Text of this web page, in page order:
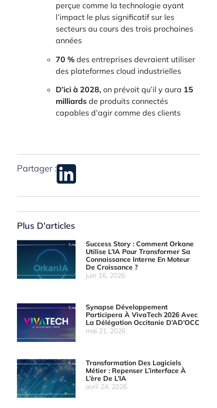
perçue comme la technologie ayant
l’impact le plus significatif sur les
secteurs au cours des trois prochaines
années
70 % des entreprises devraient utiliser
des plateformes cloud industrielles
D’ici à 2028, on prévoit qu’il y aura 15
milliards de produits connectés
capables d’agir comme des clients
Partager :
Plus D'articles
Success Story : Comment Orkane
Utilise L’IA Pour Transformer Sa
Connaissance Interne En Moteur
De Croissance ?
juin 16, 2026
Synapse Développement
Participera À VivaTech 2026 Avec
La Délégation Occitanie D’AD’OCC
mai 21, 2026
Transformation Des Logiciels
Métier : Repenser L’interface À
L’ère De L’IA
avril 24, 2026